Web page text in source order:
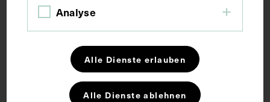
CC BY-NC-SA 4.0
Analyse
Alle Dienste erlauben
Alle Dienste ablehnen